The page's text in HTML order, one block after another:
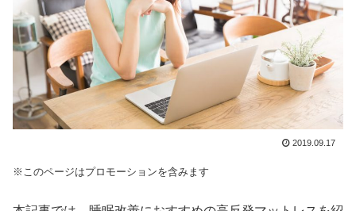
2019.09.17
※このページはプロモーションを含みます